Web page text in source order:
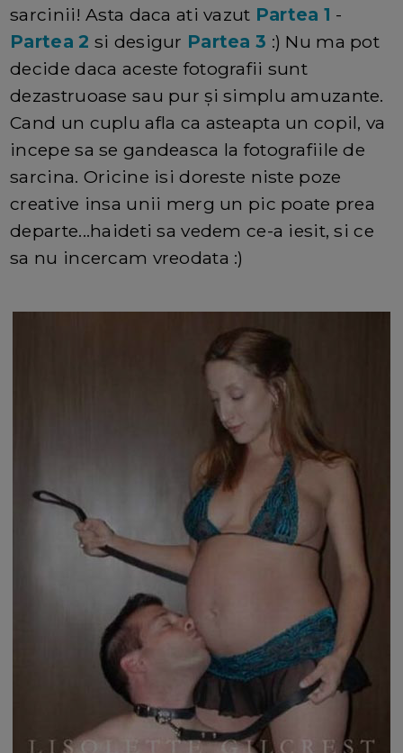
sarcinii! Asta daca ati vazut Partea 1 -
Partea 2 si desigur Partea 3 :) Nu ma pot
decide daca aceste fotografii sunt
dezastruoase sau pur și simplu amuzante.
Cand un cuplu afla ca asteapta un copil, va
incepe sa se gandeasca la fotografiile de
sarcina. Oricine isi doreste niste poze
creative insa unii merg un pic poate prea
departe...haideti sa vedem ce-a iesit, si ce
sa nu incercam vreodata :)